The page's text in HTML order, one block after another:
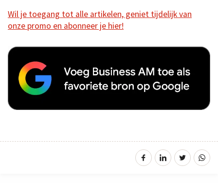
Wil je toegang tot alle artikelen, geniet tijdelijk van
onze promo en abonneer je hier!